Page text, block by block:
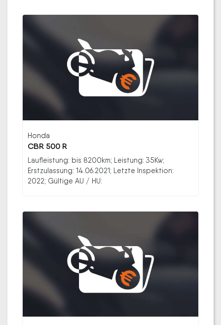
Honda
CBR 500 R
Laufleistung: bis 8200km; Leistung: 35Kw;
Erstzulassung: 14.06.2021; Letzte Inspektion:
2022; Gültige AU / HU: